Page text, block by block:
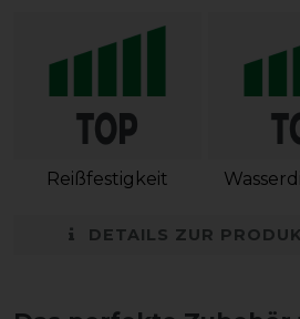
Reißfestigkeit
DETAILS ZUR